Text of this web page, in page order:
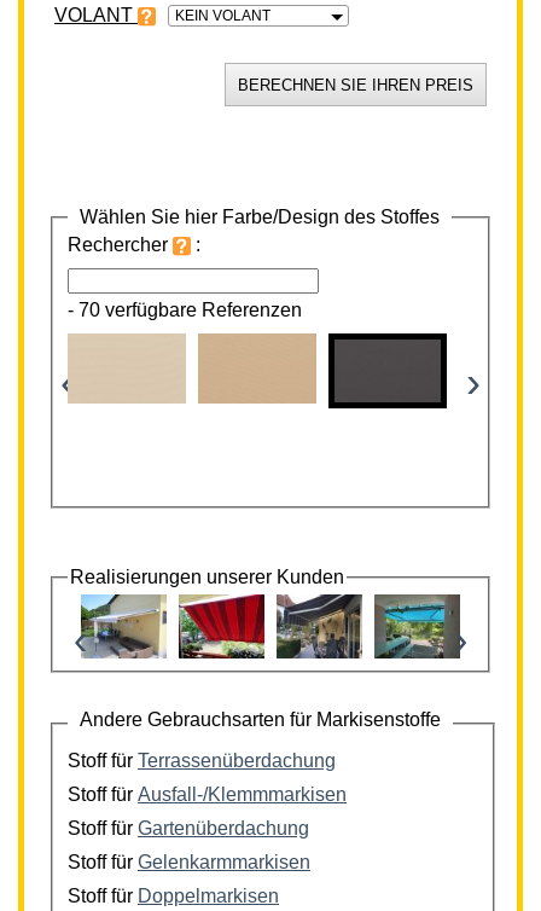
VOLANT KEIN VOLANT
Wählen Sie hier Farbe/Design des Stoffes
Rechercher
:
- 70 verfügbare Referenzen
‹ ›
Realisierungen unserer Kunden
‹ ›
Andere Gebrauchsarten für Markisenstoffe
Stoff für Terrassenüberdachung
Stoff für Ausfall-/Klemmmarkisen
Stoff für Gartenüberdachung
Stoff für Gelenkarmmarkisen
Stoff für Doppelmarkisen